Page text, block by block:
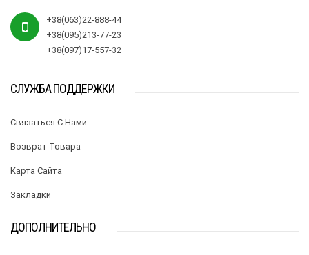
+38(063)22-888-44
+38(095)213-77-23
+38(097)17-557-32
СЛУЖБА ПОДДЕРЖКИ
Связаться С Нами
Возврат Товара
Карта Сайта
Закладки
ДОПОЛНИТЕЛЬНО